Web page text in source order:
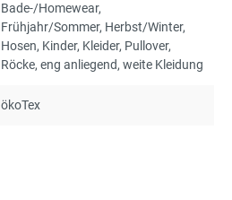
Bade-/Homewear,
Frühjahr/Sommer, Herbst/Winter,
Hosen, Kinder, Kleider, Pullover,
Röcke, eng anliegend, weite Kleidung
ökoTex